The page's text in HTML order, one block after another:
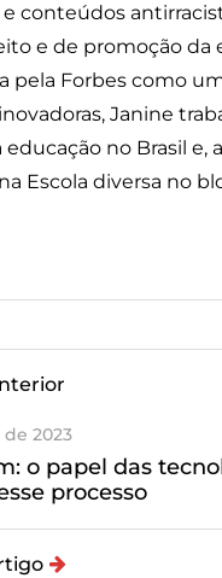
conteúdos
e de promoção da
pela Forbes como
Janine
no Brasil e,
Escola diversa no
2023
o papel das
processo